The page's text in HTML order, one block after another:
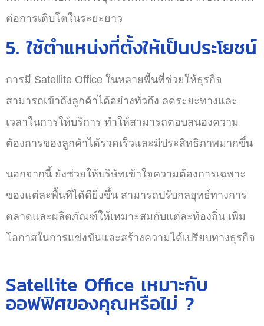
ต่อการเติบโตในระยะยาว
5. ใช้ตำแหน่งที่ตั้งให้เป็นประโยชน์
การมี Satellite Office ในหลายพื้นที่ช่วยให้ธุรกิจ
สามารถเข้าถึงลูกค้าได้อย่างทั่วถึง ลดระยะทางและ
เวลาในการให้บริการ ทำให้สามารถตอบสนองความ
ต้องการของลูกค้าได้รวดเร็วและมีประสิทธิภาพมากขึ้น
นอกจากนี้ ยังช่วยให้บริษัทเข้าใจความต้องการเฉพาะ
ของแต่ละพื้นที่ได้ดียิ่งขึ้น สามารถปรับกลยุทธ์ทางการ
ตลาดและผลิตภัณฑ์ให้เหมาะสมกับแต่ละท้องถิ่น เพิ่ม
โอกาสในการแข่งขันและสร้างความได้เปรียบทางธุรกิจ
Satellite Office เหมาะกับ
ออฟฟิศของคุณหรือไม่ ?